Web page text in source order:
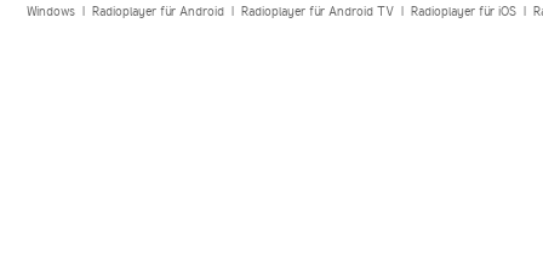
Windows| Radioplayer für Android| Radioplayer für Android TV| Radioplayer für iOS|